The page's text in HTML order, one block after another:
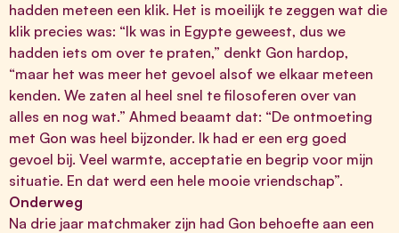
hadden meteen een klik. Het is moeilijk te zeggen wat die
klik precies was: “Ik was in Egypte geweest, dus we
hadden iets om over te praten,” denkt Gon hardop,
“maar het was meer het gevoel alsof we elkaar meteen
kenden. We zaten al heel snel te filosoferen over van
alles en nog wat.” Ahmed beaamt dat: “De ontmoeting
met Gon was heel bijzonder. Ik had er een erg goed
gevoel bij. Veel warmte, acceptatie en begrip voor mijn
situatie. En dat werd een hele mooie vriendschap”.
Onderweg
Na drie jaar matchmaker zijn had Gon behoefte aan een